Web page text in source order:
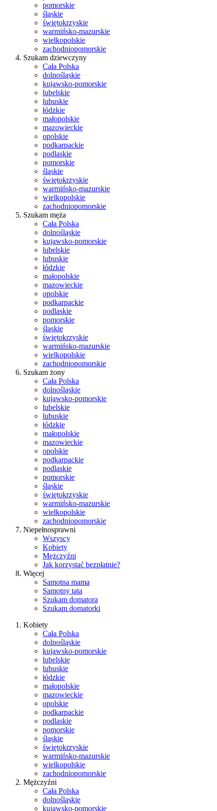
pomorskie
śląskie
świętokrzyskie
warmińsko-mazurskie
wielkopolskie
zachodniopomorskie
Szukam dziewczyny
Cała Polska
dolnośląskie
kujawsko-pomorskie
lubelskie
lubuskie
łódzkie
małopolskie
mazowieckie
opolskie
podkarpackie
podlaskie
pomorskie
śląskie
świętokrzyskie
warmińsko-mazurskie
wielkopolskie
zachodniopomorskie
Szukam męża
Cała Polska
dolnośląskie
kujawsko-pomorskie
lubelskie
lubuskie
łódzkie
małopolskie
mazowieckie
opolskie
podkarpackie
podlaskie
pomorskie
śląskie
świętokrzyskie
warmińsko-mazurskie
wielkopolskie
zachodniopomorskie
Szukam żony
Cała Polska
dolnośląskie
kujawsko-pomorskie
lubelskie
lubuskie
łódzkie
małopolskie
mazowieckie
opolskie
podkarpackie
podlaskie
pomorskie
śląskie
świętokrzyskie
warmińsko-mazurskie
wielkopolskie
zachodniopomorskie
Niepełnosprawni
Wszyscy
Kobiety
Mężczyźni
Jak korzystać bezpłatnie?
Więcej
Samotna mama
Samotny tata
Szukam domatora
Szukam domatorki
Kobiety
Cała Polska
dolnośląskie
kujawsko-pomorskie
lubelskie
lubuskie
łódzkie
małopolskie
mazowieckie
opolskie
podkarpackie
podlaskie
pomorskie
śląskie
świętokrzyskie
warmińsko-mazurskie
wielkopolskie
zachodniopomorskie
Mężczyźni
Cała Polska
dolnośląskie
kujawsko-pomorskie